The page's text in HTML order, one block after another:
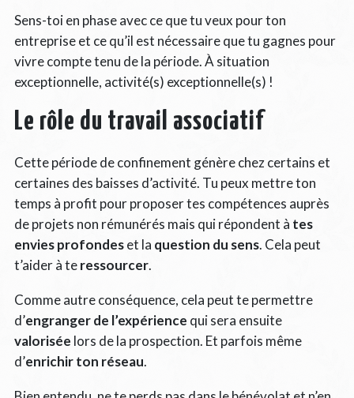
Sens-toi en phase avec ce que tu veux pour ton
entreprise et ce qu’il est nécessaire que tu gagnes pour
vivre compte tenu de la période. À situation
exceptionnelle, activité(s) exceptionnelle(s) !
Le rôle du travail associatif
Cette période de confinement génère chez certains et
certaines des baisses d’activité. Tu peux mettre ton
temps à profit pour proposer tes compétences auprès
de projets non rémunérés mais qui répondent à tes
envies profondeset la question du sens. Cela peut
t’aider à teressourcer.
Comme autre conséquence, cela peut te permettre
d’engranger de l’expérience qui sera ensuite
valorisée lors de la prospection. Et parfois même
d’enrichir ton réseau.